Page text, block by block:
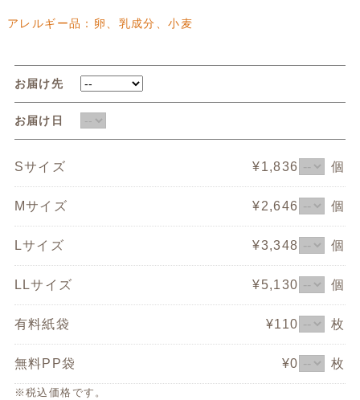
アレルギー品：卵、乳成分、小麦
お届け先
お届け日
Sサイズ ¥1,836 個
Mサイズ ¥2,646 個
Lサイズ ¥3,348 個
LLサイズ ¥5,130 個
有料紙袋 ¥110 枚
無料PP袋 ¥0 枚
※税込価格です。